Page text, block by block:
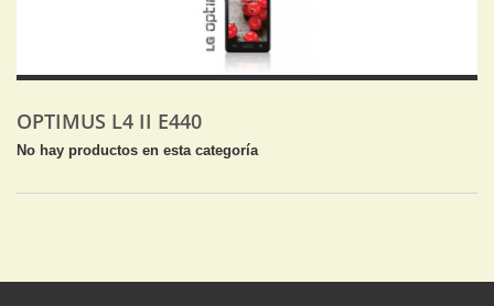
OPTIMUS L4 II E440
No hay productos en esta categoría